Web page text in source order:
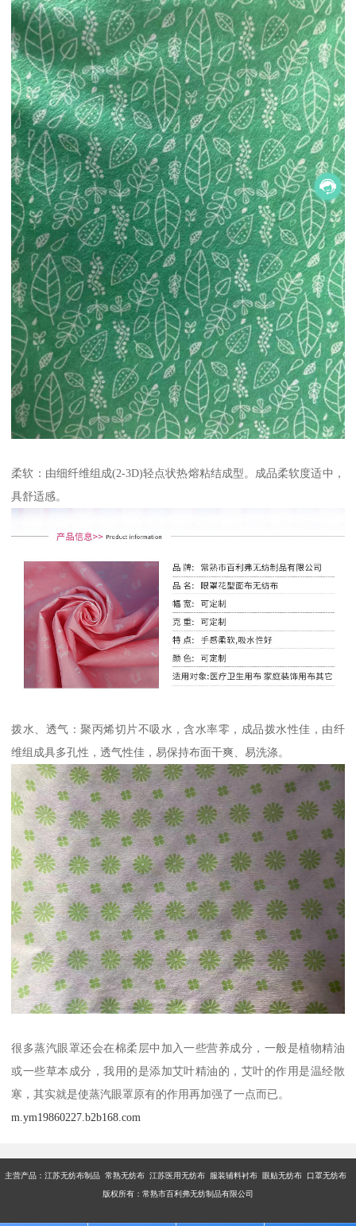
柔软：由细纤维组成(2-3D)轻点状热熔粘结成型。成品柔软度适中，
具舒适感。
拨水、透气：聚丙烯切片不吸水，含水率零，成品拨水性佳，由纤
维组成具多孔性，透气性佳，易保持布面干爽、易洗涤。
很多蒸汽眼罩还会在棉柔层中加入一些营养成分，一般是植物精油
或一些草本成分，我用的是添加艾叶精油的，艾叶的作用是温经散
寒，其实就是使蒸汽眼罩原有的作用再加强了一点而已。
m.ym19860227.b2b168.com
主营产品：江苏无纺布制品 常熟无纺布 江苏医用无纺布 服装辅料衬布 眼贴无纺布 口罩无纺布
版权所有：常熟市百利弗无纺制品有限公司